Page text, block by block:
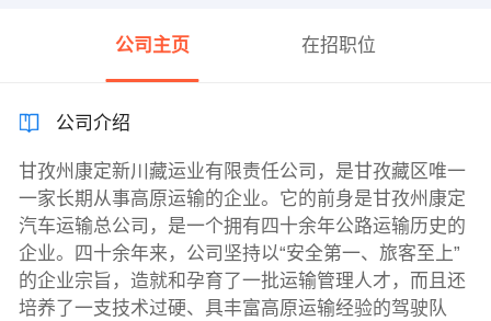
公司主页 在招职位
公司介绍
甘孜州康定新川藏运业有限责任公司，是甘孜藏区唯一
一家长期从事高原运输的企业。它的前身是甘孜州康定
汽车运输总公司，是一个拥有四十余年公路运输历史的
企业。四十余年来，公司坚持以“安全第一、旅客至上”
的企业宗旨，造就和孕育了一批运输管理人才，而且还
培养了一支技术过硬、具丰富高原运输经验的驾驶队